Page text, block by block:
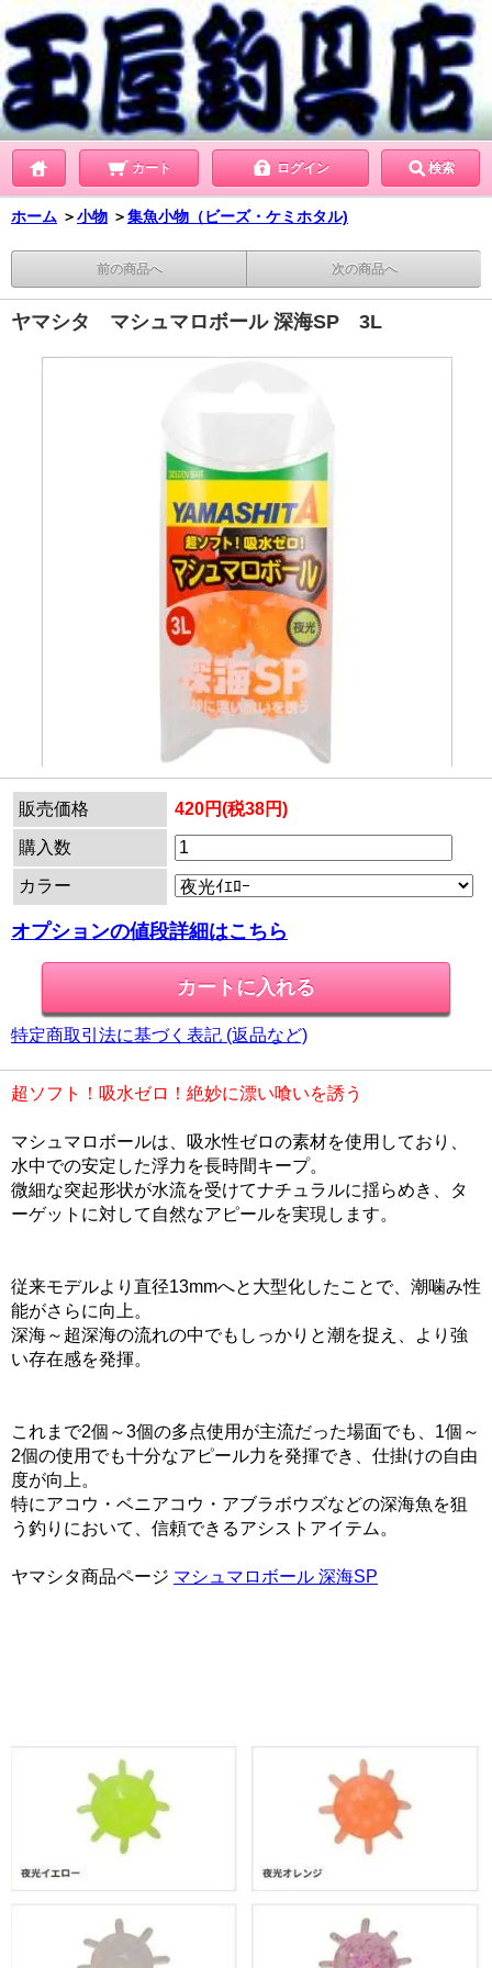
カート ログイン 検索
ホーム ＞小物 ＞集魚小物（ビーズ・ケミホタル)
前の商品へ 次の商品へ
ヤマシタ マシュマロボール 深海SP 3L
販売価格 420円(税38円)
購入数
カラー
オプションの値段詳細はこちら
特定商取引法に基づく表記 (返品など)
超ソフト！吸水ゼロ！絶妙に漂い喰いを誘う
マシュマロボールは、吸水性ゼロの素材を使用しており、
水中での安定した浮力を長時間キープ。
微細な突起形状が水流を受けてナチュラルに揺らめき、タ
ーゲットに対して自然なアピールを実現します。
従来モデルより直径13mmへと大型化したことで、潮噛み性
能がさらに向上。
深海～超深海の流れの中でもしっかりと潮を捉え、より強
い存在感を発揮。
これまで2個～3個の多点使用が主流だった場面でも、1個～
2個の使用でも十分なアピール力を発揮でき、仕掛けの自由
度が向上。
特にアコウ・ベニアコウ・アブラボウズなどの深海魚を狙
う釣りにおいて、信頼できるアシストアイテム。
ヤマシタ商品ページ マシュマロボール 深海SP